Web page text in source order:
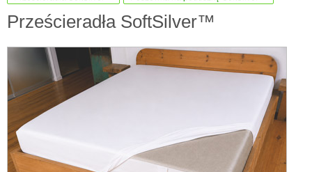
Prześcieradła SoftSilver™